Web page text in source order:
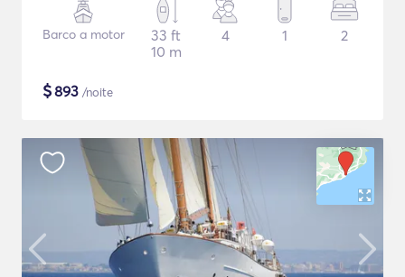
Barco a motor
33 ft
10 m
4 1 2
$893 /noite